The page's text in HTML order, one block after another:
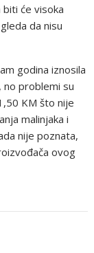
će visoka
da nisu
godina iznosila
no problemi su
KM što nije
malinjaka i
nije poznata,
ovog